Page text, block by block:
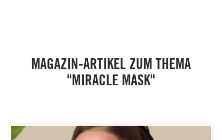
MAGAZIN-ARTIKEL ZUM THEMA
"MIRACLE MASK"